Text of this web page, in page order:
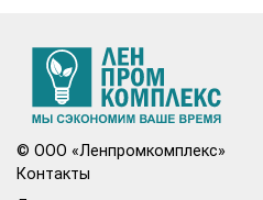
© ООО «Ленпромкомплекс»
Контакты